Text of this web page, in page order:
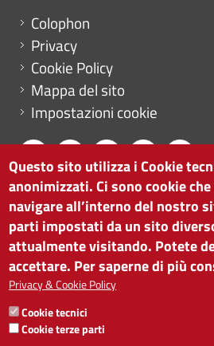
Menu footer
Colophon
Privacy
Cookie Policy
Mappa del sito
Impostazioni cookie
CAMERA DI COMMERCIO DI
via Alto Adige 60 | I-39100
tel. 0471 945 511 |
Partita IVA: 00376420212
ISTITUTO PER LA
SVILUPPO ECONOMICO
Partita IVA: 01716880214
Questo sito utilizza i Cookie
anonimizzati. Ci sono cookie
navigare all’interno del nostro
parti impostati da un sito
attualmente visitando. Potete
accettare. Per saperne di più
Privacy & Cookie Policy
Cookie tecnici
Cookie terze parti